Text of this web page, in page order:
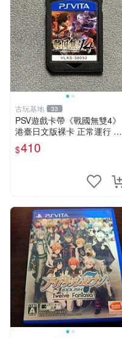
古玩基地 33
PSV遊戲卡帶《戰國無雙4》
港臺日文版裸卡 正常運行 臺
灣索尼專用 游戲機械玩不了
戰國無雙 4 PSV 港版 卡帶 無
$410